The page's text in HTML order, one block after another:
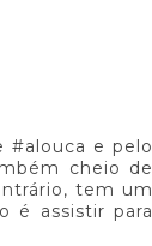
#alouca e pelo
cheio de
tem um
é assistir para